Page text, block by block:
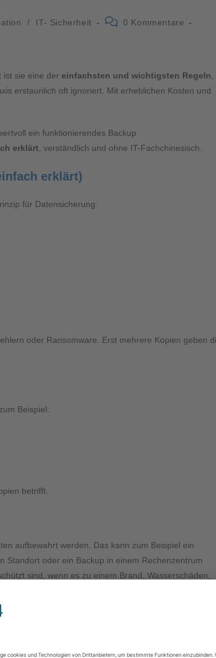
/ IT- Sicherheit
0 Kommentare
ist sie eine der einfachsten und wichtigsten Regeln
erstaunlich oft ignoriert. Mit erheblichen Kosten und
ein funktionierendes Backup
erklärt , verständlich und ohne IT-Fachchinesisch.
erklärt)
für Datensicherung:
oder Ransomware. Erst mehrere Kopien geben
Beispiel:
betrifft.
aufbewahrt werden. Das kann zum Beispiel ein
Standort oder ein Backup in einem Rechenzentrum
sind, wenn es zu einem Brand, Wasserschäden,
wird